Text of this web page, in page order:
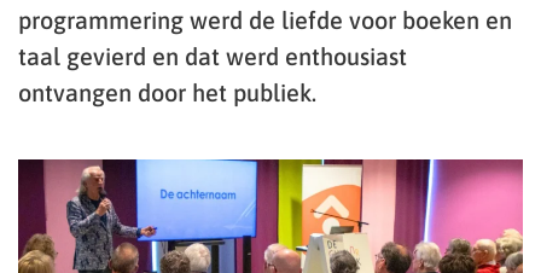
programmering werd de liefde voor boeken en
taal gevierd en dat werd enthousiast
ontvangen door het publiek.